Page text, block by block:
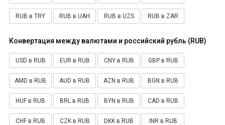
RUB в TRY RUB в UAH RUB в UZS RUB в ZAR
Конвертация между валютами и российский рубль (RUB)
USD в RUB EUR в RUB CNY в RUB GBP в RUB
AMD в RUB AUD в RUB AZN в RUB BGN в RUB
HUF в RUB BRL в RUB BYN в RUB CAD в RUB
CHF в RUB CZK в RUB DKK в RUB INR в RUB